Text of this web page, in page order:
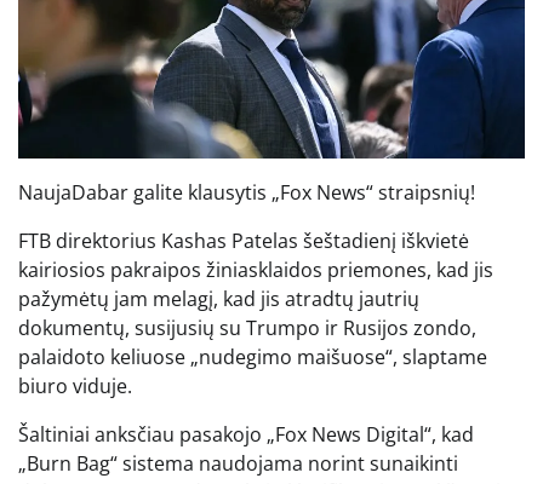
NaujaDabar galite klausytis „Fox News“ straipsnių!
FTB direktorius Kashas Patelas šeštadienį iškvietė
kairiosios pakraipos žiniasklaidos priemones, kad jis
pažymėtų jam melagį, kad jis atradtų jautrių
dokumentų, susijusių su Trumpo ir Rusijos zondo,
palaidoto keliuose „nudegimo maišuose“, slaptame
biuro viduje.
Šaltiniai anksčiau pasakojo „Fox News Digital“, kad
„Burn Bag“ sistema naudojama norint sunaikinti